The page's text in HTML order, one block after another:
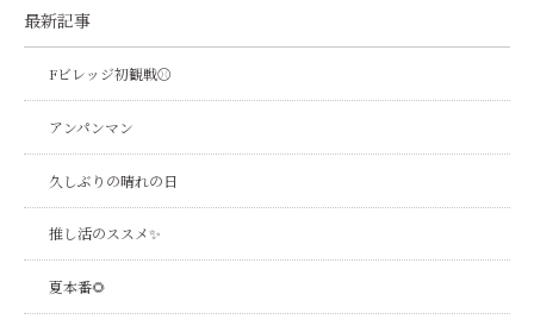
最新記事
Fビレッジ初観戦⚾
アンパンマン
久しぶりの晴れの日
推し活のススメ✨
夏本番🌻